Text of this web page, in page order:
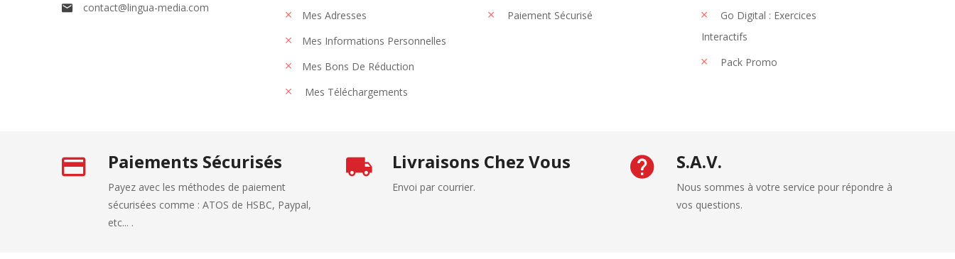
contact@lingua-media.com
Mes Adresses
Mes Informations Personnelles
Mes Bons De Réduction
Mes Téléchargements
Paiement Sécurisé
Go Digital : Exercices
Interactifs
Pack Promo
Paiements Sécurisés
Payez avec les méthodes de paiement
sécurisées comme : ATOS de HSBC, Paypal,
etc... .
Livraisons Chez Vous
Envoi par courrier.
S.A.V.
Nous sommes à votre service pour répondre à
vos questions.